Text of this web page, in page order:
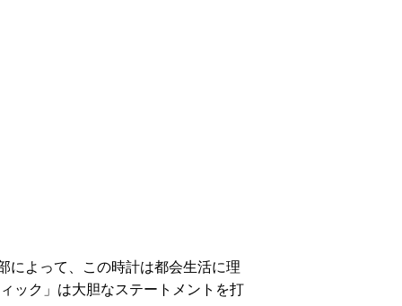
によって、この時計は都会生活に理
ック」は大胆なステートメントを打